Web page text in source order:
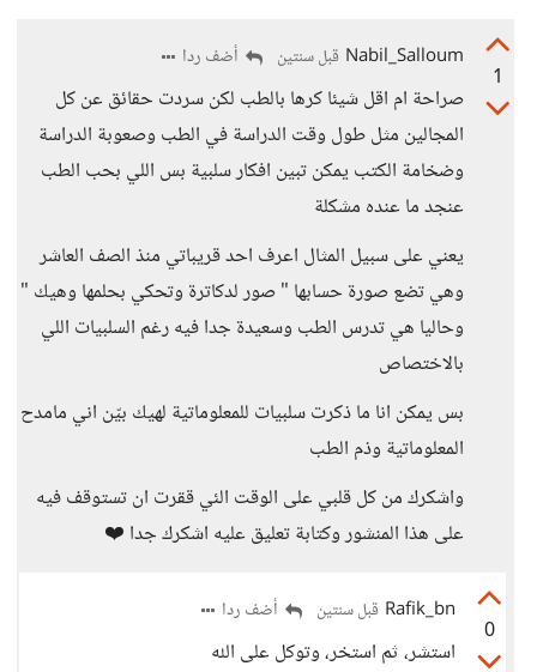
1
Nabil_Salloum قبل سنتين أضف ردا
صراحة ام اقل شيئا كرها بالطب لكن سردت حقائق عن كل
المجالين مثل طول وقت الدراسة في الطب وصعوبة الدراسة
وضخامة الكتب يمكن تبين افكار سلبية بس اللي بحب الطب
عنجد ما عنده مشكلة
يعني على سبيل المثال اعرف احد قريباتي منذ الصف العاشر
وهي تضع صورة حسابها " صور لدكاترة وتحكي بحلمها وهيك "
وحاليا هي تدرس الطب وسعيدة جدا فيه رغم السلبيات اللي
بالاختصاص
بس يمكن انا ما ذكرت سلبيات للمعلوماتية لهيك بيّن اني مامدح
المعلوماتية وذم الطب
واشكرك من كل قلبي على الوقت الئي ققرت ان تستوقف فيه
على هذا المنشور وكتابة تعليق عليه اشكرك جدا ❤️
0
Rafik_bn قبل سنتين أضف ردا
استشر، ثم استخر، وتوكل على الله